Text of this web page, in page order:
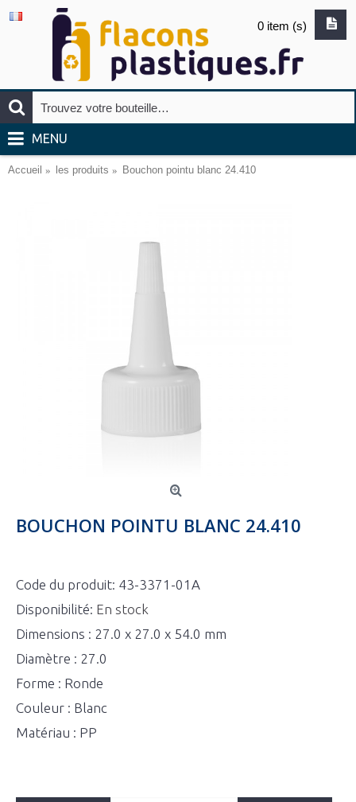
0 item (s)
MENU
Accueil les produits Bouchon pointu blanc 24.410
BOUCHON POINTU BLANC 24.410
Code du produit: 43-3371-01A
Disponibilité: En stock
Dimensions : 27.0 x 27.0 x 54.0 mm
Diamètre : 27.0
Forme : Ronde
Couleur : Blanc
Matériau : PP